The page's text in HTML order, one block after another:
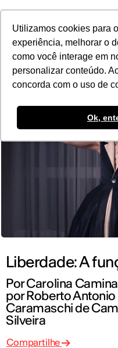
Utilizamos cookies para
experiência, melhorar o
como você interage em
personalizar conteúdo.
concorda com o uso de
Ok,
POR
Liberdade: A
Por Carolina
por Roberto
Caramaschi de
Silveira
Compartilhe